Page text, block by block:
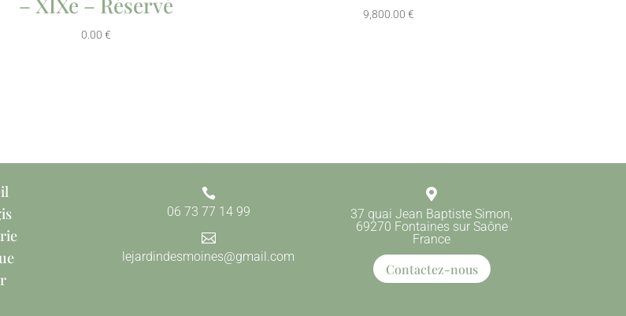
0.00€
9,800.00€

06 73 77 14 99

lejardindesmoines@gmail.com

37 quai Jean Baptiste Simon,
69270 Fontaines sur Saône
France
Contactez-nous